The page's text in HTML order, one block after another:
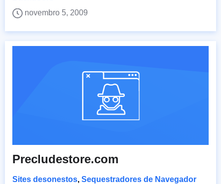
novembro 5, 2009
Precludestore.com
Sites desonestos, Sequestradores de Navegador